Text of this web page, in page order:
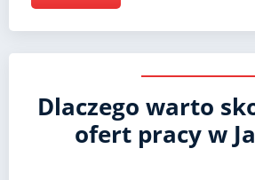
Dlaczego warto
ofert pracy w